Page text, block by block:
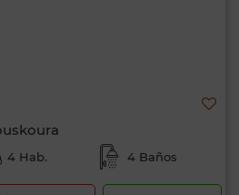
4 Hab. 4 Baños